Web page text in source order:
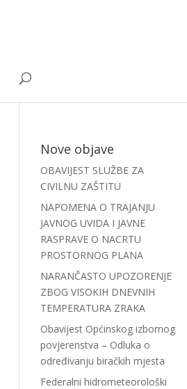
Nove objave
OBAVIJEST SLUŽBE ZA
CIVILNU ZAŠTITU
NAPOMENA O TRAJANJU
JAVNOG UVIDA I JAVNE
RASPRAVE O NACRTU
PROSTORNOG PLANA
NARANČASTO UPOZORENJE
ZBOG VISOKIH DNEVNIH
TEMPERATURA ZRAKA
Obavijest Općinskog izbornog
povjerenstva – Odluka o
određivanju biračkih mjesta
Federalni hidrometeorološki